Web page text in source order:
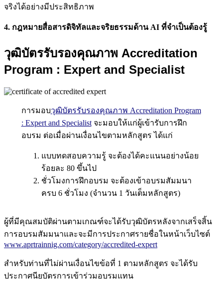
จริงได้อย่างมีประสิทธิภาพ
4. กฎหมายสื่อสารดิจิทัลและจริยธรรมด้าน AI ที่จำเป็นต้องรู้
วุฒิบัตรรับรองคุณภาพ Accreditation
Program : Expert and Specialist
การมอบวุฒิบัตรรับรองคุณภาพ Accreditation Program
: Expert and Specialistจะมอบให้แก่ผู้เข้ารับการฝึก
อบรม ต่อเมื่อผ่านเงื่อนไขตามหลักสูตร ได้แก่
แบบทดสอบความรู้ จะต้องได้คะแนนอย่างน้อย
ร้อยละ 80 ขึ้นไป
ชั่วโมงการฝึกอบรม จะต้องเข้าอบรมสัมมนา
ครบ 6 ชั่วโมง (จำนวน 1 วันเต็มหลักสูตร)
ผู้ที่มีคุณสมบัติผ่านตามเกณฑ์จะได้รับวุฒิบัตรหลังจากเสร็จสิ้น
การอบรมสัมมนาและจะมีการประกาศรายชื่อในหน้าเว็บไซต์
www.aprtrainnig.com/category/accredited-expert
สำหรับท่านที่ไม่ผ่านเงื่อนไขข้อที่ 1 ตามหลักสูตร จะได้รับ
ประกาศนียบัตรการเข้าร่วมอบรมแทน